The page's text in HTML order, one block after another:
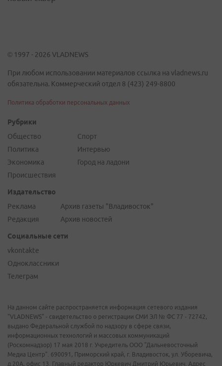
© 1997 - 2026 VLADNEWS
При любом использовании материалов ссылка на vladnews.ru
обязательна. Коммерческий отдел 8 (423) 249-8800
Политика обработки персональных данных
Рубрики
Общество
Политика
Экономика
Происшествия
Спорт
Интервью
Город на ладони
Издательство
Реклама
Редакция
Архив газеты "Владивосток"
Архив новостей
Социальные сети
vkontakte
Одноклассники
Телеграм
На данном сайте распространяется информация сетевого издания
"VLADNEWS" - свидетельство о регистрации СМИ ЭЛ № ФС 77 - 72742,
выдано Федеральной службой по надзору в сфере связи,
информационных технологий и массовых коммуникаций
(Роскомнадзор) 17 мая 2018 г. Учредитель ООО "Дальневосточный
Медиа Центр". 690091, Приморский край, г. Владивосток, ул. Уборевича,
д.20А, офис 13. Главный редактор Юркевич Дмитрий Юрьевич. Адрес